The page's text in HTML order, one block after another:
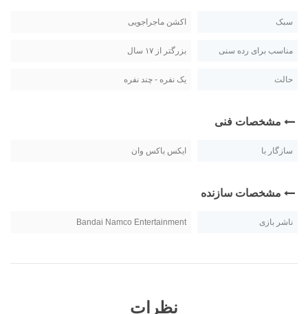
سبک اکشن ماجراجویی
مناسب برای رده سنی بزرگتر از ۱۷ سال
حالت یک نفره - چند نفره
مشخصات فنی
سازگار با ایکس باکس وان
مشخصات سازنده
ناشر بازی Bandai Namco Entertainment
نظرات